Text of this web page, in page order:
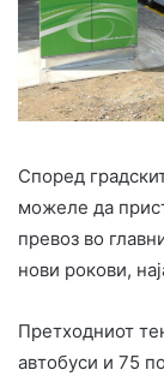
Според
можеле да
превоз во
нови рокови,
Претходниот
автобуси и 75